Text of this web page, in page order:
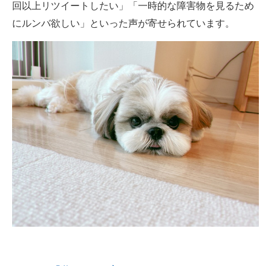
回以上リツイートしたい」「一時的な障害物を見るため
にルンバ欲しい」といった声が寄せられています。